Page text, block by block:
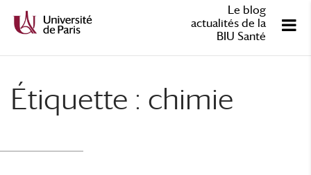
Le blog
actualités de la
BIU Santé
Étiquette : chimie